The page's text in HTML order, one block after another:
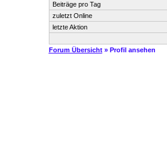
Beiträge pro Tag
zuletzt Online
letzte Aktion
Forum Übersicht» Profil ansehen